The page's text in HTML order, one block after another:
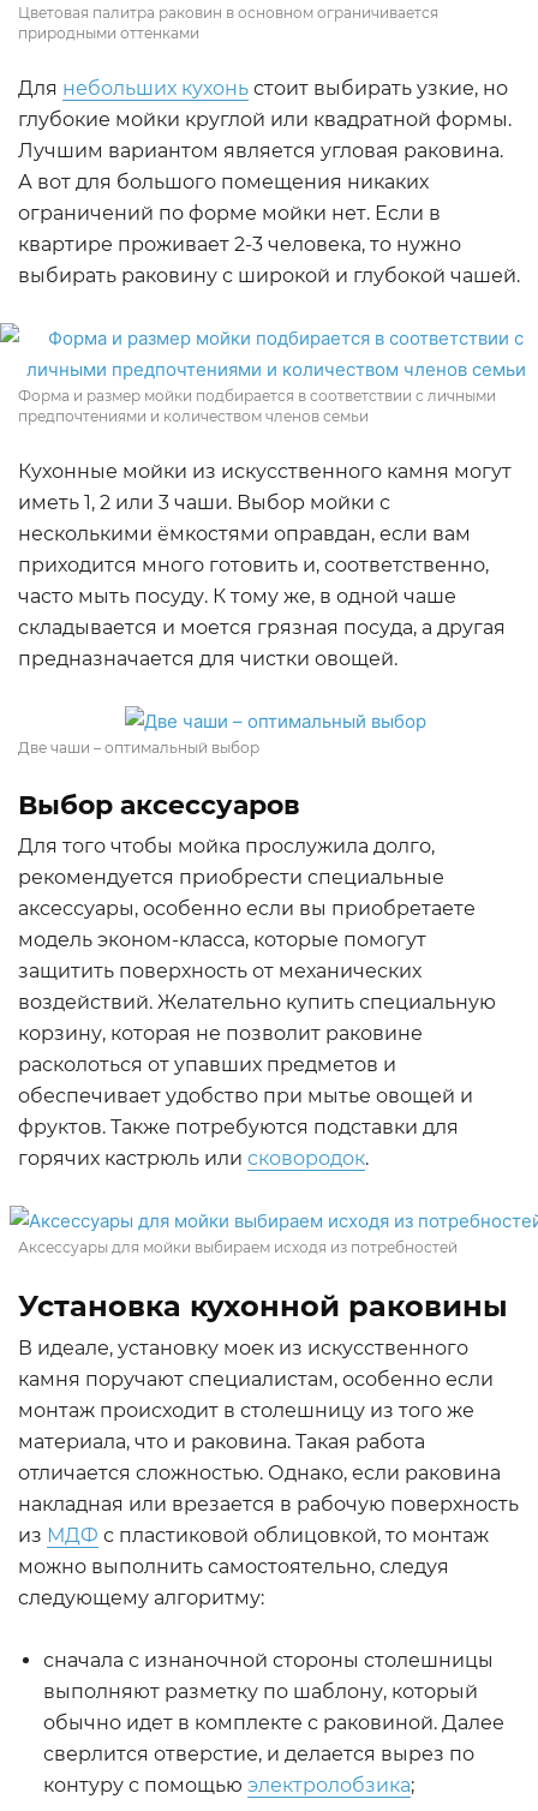
Цветовая палитра раковин в основном ограничивается
природными оттенками
Для небольших кухонь стоит выбирать узкие, но
глубокие мойки круглой или квадратной формы.
Лучшим вариантом является угловая раковина.
А вот для большого помещения никаких
ограничений по форме мойки нет. Если в
квартире проживает 2-3 человека, то нужно
выбирать раковину с широкой и глубокой чашей.
Форма и размер мойки подбирается в соответствии с личными
предпочтениями и количеством членов семьи
Кухонные мойки из искусственного камня могут
иметь 1, 2 или 3 чаши. Выбор мойки с
несколькими ёмкостями оправдан, если вам
приходится много готовить и, соответственно,
часто мыть посуду. К тому же, в одной чаше
складывается и моется грязная посуда, а другая
предназначается для чистки овощей.
Две чаши – оптимальный выбор
Выбор аксессуаров
Для того чтобы мойка прослужила долго,
рекомендуется приобрести специальные
аксессуары, особенно если вы приобретаете
модель эконом-класса, которые помогут
защитить поверхность от механических
воздействий. Желательно купить специальную
корзину, которая не позволит раковине
расколоться от упавших предметов и
обеспечивает удобство при мытье овощей и
фруктов. Также потребуются подставки для
горячих кастрюль или сковородок.
Аксессуары для мойки выбираем исходя из потребностей
Установка кухонной раковины
В идеале, установку моек из искусственного
камня поручают специалистам, особенно если
монтаж происходит в столешницу из того же
материала, что и раковина. Такая работа
отличается сложностью. Однако, если раковина
накладная или врезается в рабочую поверхность
из МДФ с пластиковой облицовкой, то монтаж
можно выполнить самостоятельно, следуя
следующему алгоритму:
сначала с изнаночной стороны столешницы
выполняют разметку по шаблону, который
обычно идет в комплекте с раковиной. Далее
сверлится отверстие, и делается вырез по
контуру с помощью электролобзика;